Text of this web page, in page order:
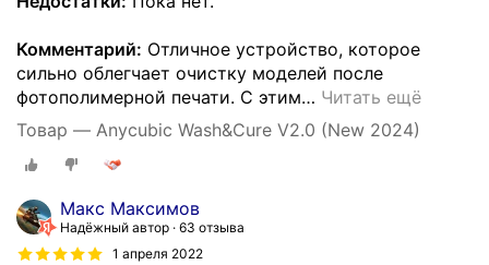
Комментарий: Отличное устройство, которое
сильно облегчает очистку моделей после
фотополимерной печати. С этим… Читать ещё
Товар — Anycubic Wash&Cure V2.0 (New 2024)
Макс Максимов
Надёжный автор 63 отзыва
1 апреля 2022